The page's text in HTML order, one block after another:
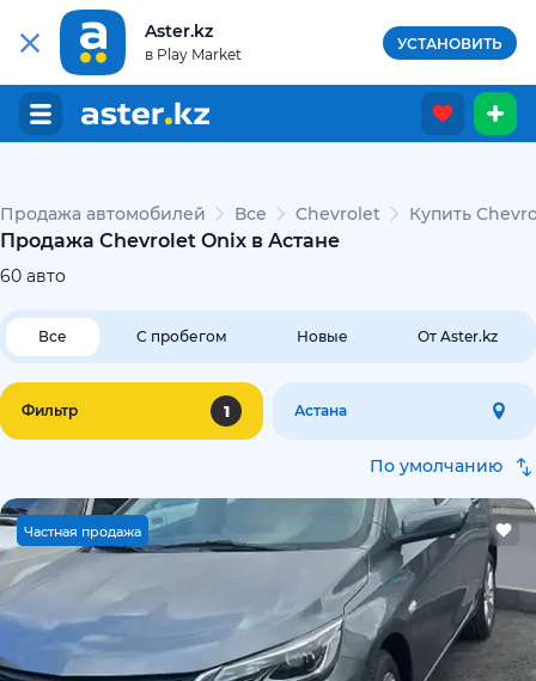
Aster.kz
в Play Market
УСТАНОВИТЬ
Продажа автомобилей Все Chevrolet Купить
Продажа Chevrolet Onix в Астане
60 авто
Все С пробегом Новые От Aster.kz
Фильтр 1 Астана
По умолчанию
Частная продажа